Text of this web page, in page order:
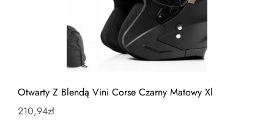
Otwarty Z Blendą Vini Corse Czarny Matowy Xl
210,94zł